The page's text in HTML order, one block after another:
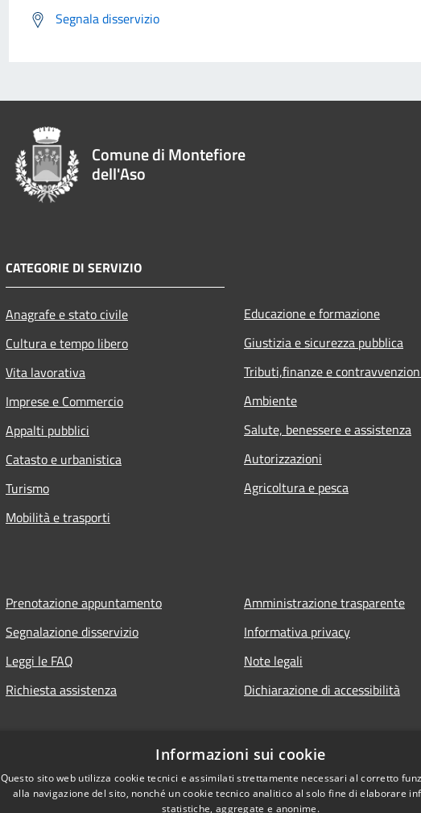
Segnala disservizio
Comune di Montefiore
dell'Aso
CATEGORIE DI SERVIZIO
Anagrafe e stato civile
Cultura e tempo libero
Vita lavorativa
Imprese e Commercio
Appalti pubblici
Catasto e urbanistica
Turismo
Mobilità e trasporti
Educazione e formazione
Giustizia e sicurezza pubblica
Tributi,finanze e
Ambiente
Salute, benessere e assistenza
Autorizzazioni
Agricoltura e pesca
Prenotazione appuntamento
Segnalazione disservizio
Leggi le FAQ
Richiesta assistenza
Amministrazione trasparente
Informativa privacy
Note legali
Dichiarazione di accessibilità
Informazioni sui cookie
Questo sito web utilizza cookie tecnici e assimilati strettamente necessari al corretto
alla navigazione del sito, nonché un cookie tecnico analitico al solo fine di elaborare
statistiche, aggregate e anonime.